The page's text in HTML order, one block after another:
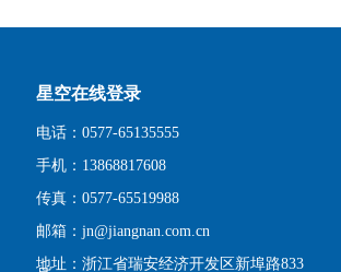
星空在线登录
电话：0577-65135555
手机：13868817608
传真：0577-65519988
邮箱：jn@jiangnan.com.cn
地址：浙江省瑞安经济开发区新埠路833